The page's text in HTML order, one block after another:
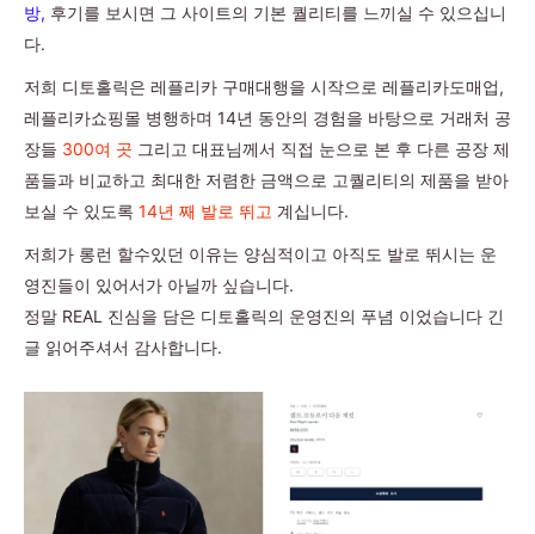
방, 후기를 보시면 그 사이트의 기본 퀄리티를 느끼실 수 있으십니
다.
저희 디토홀릭은 레플리카 구매대행을 시작으로 레플리카도매업,
레플리카쇼핑몰 병행하며 14년 동안의 경험을 바탕으로 거래처 공
장들 300여 곳 그리고 대표님께서 직접 눈으로 본 후 다른 공장 제
품들과 비교하고 최대한 저렴한 금액으로 고퀄리티의 제품을 받아
보실 수 있도록 14년 째 발로 뛰고 계십니다.
저희가 롱런 할수있던 이유는 양심적이고 아직도 발로 뛰시는 운
영진들이 있어서가 아닐까 싶습니다.
정말 REAL 진심을 담은 디토홀릭의 운영진의 푸념 이었습니다 긴
글 읽어주셔서 감사합니다.